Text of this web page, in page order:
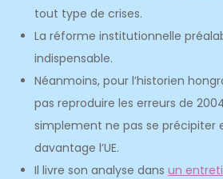
tout type de crises.
La réforme institutionnelle
indispensable.
Néanmoins, pour l’historien
pas reproduire les erreurs de
simplement ne pas se précipiter
davantage l’UE.
Il livre son analyse dansun